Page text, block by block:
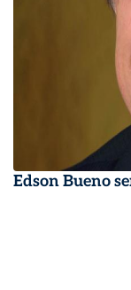
Edson Bueno